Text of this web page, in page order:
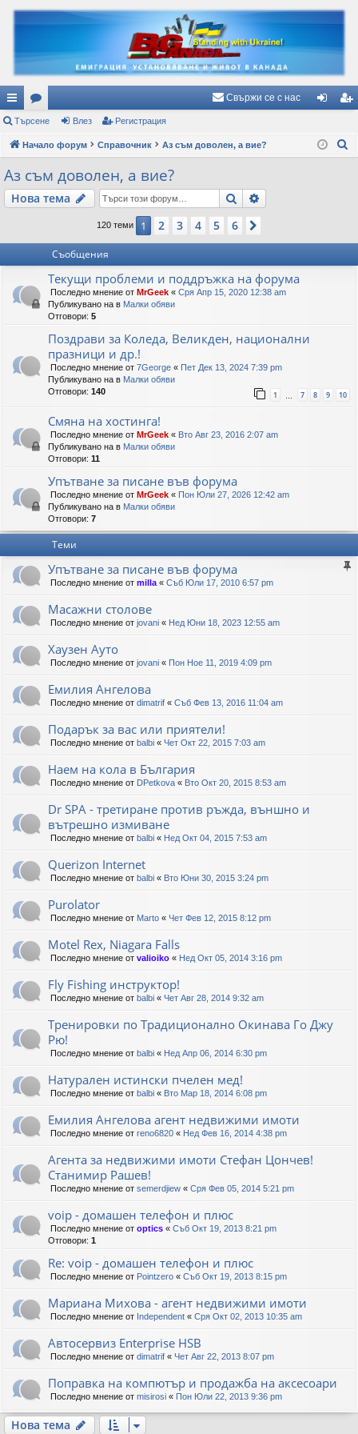
ъ
рз
и
вр
ки
ор
ум
Свържи се с нас
з ис
Търсене Влез Регистрация
Начало форум Справочник Аз съм доволен, а вие?
Аз съм доволен, а вие?
Нова тема Търсене
120 теми 1 2 3 4 5 6
Съобщения
Текущи проблеми и поддръжка на форума
Последно мнение от MrGeek « Сря Апр 15, 2020 12:38 am
Публикувано на в Малки обяви
Отговори: 5
Поздрави за Коледа, Великден, национални
празници и др.!
Последно мнение от 7George « Пет Дек 13, 2024 7:39 pm
Публикувано на в Малки обяви
Отговори: 140 1 7 8 9 10
Смяна на хостинга!
Последно мнение от MrGeek « Вто Авг 23, 2016 2:07 am
Публикувано на в Малки обяви
Отговори: 11
Упътване за писане във форума
Последно мнение от MrGeek « Пон Юли 27, 2026 12:42 am
Публикувано на в Малки обяви
Отговори: 7
Теми
Упътване за писане във форума
Последно мнение от milla « Съб Юли 17, 2010 6:57 pm
Масажни столове
Последно мнение от jovani « Нед Юни 18, 2023 12:55 am
Хаузен Ауто
Последно мнение от jovani « Пон Ное 11, 2019 4:09 pm
Емилия Ангелова
Последно мнение от dimatrif « Съб Фев 13, 2016 11:04 am
Подарък за вас или приятели!
Последно мнение от balbi « Чет Окт 22, 2015 7:03 am
Наем на кола в България
Последно мнение от DPetkova « Вто Окт 20, 2015 8:53 am
Dr SPA - третиране против ръжда, външно и
вътрешно измиване
Последно мнение от balbi « Нед Окт 04, 2015 7:53 am
Querizon Internet
Последно мнение от balbi « Вто Юни 30, 2015 3:24 pm
Purolator
Последно мнение от Marto « Чет Фев 12, 2015 8:12 pm
Motel Rex, Niagara Falls
Последно мнение от valioiko « Нед Окт 05, 2014 3:16 pm
Fly Fishing инструктор!
Последно мнение от balbi « Чет Авг 28, 2014 9:32 am
Тренировки по Традиционално Окинава Го Джу
Рю!
Последно мнение от balbi « Нед Апр 06, 2014 6:30 pm
Натурален истински пчелен мед!
Последно мнение от balbi « Вто Мар 18, 2014 6:08 pm
Емилия Ангелова агент недвижими имоти
Последно мнение от reno6820 « Нед Фев 16, 2014 4:38 pm
Агента за недвижими имоти Стефан Цончев!
Станимир Рашев!
Последно мнение от semerdjiew « Сря Фев 05, 2014 5:21 pm
voip - домашен телефон и плюс
Последно мнение от optics « Съб Окт 19, 2013 8:21 pm
Отговори: 1
Re: voip - домашен телефон и плюс
Последно мнение от Pointzero « Съб Окт 19, 2013 8:15 pm
Мариана Михова - агент недвижими имоти
Последно мнение от Independent « Сря Окт 02, 2013 10:35 am
Автосервиз Enterprise HSB
Последно мнение от dimatrif « Чет Авг 22, 2013 8:07 pm
Поправка на компютър и продажба на аксесоари
Последно мнение от misirosi « Пон Юли 22, 2013 9:36 pm
Нова тема